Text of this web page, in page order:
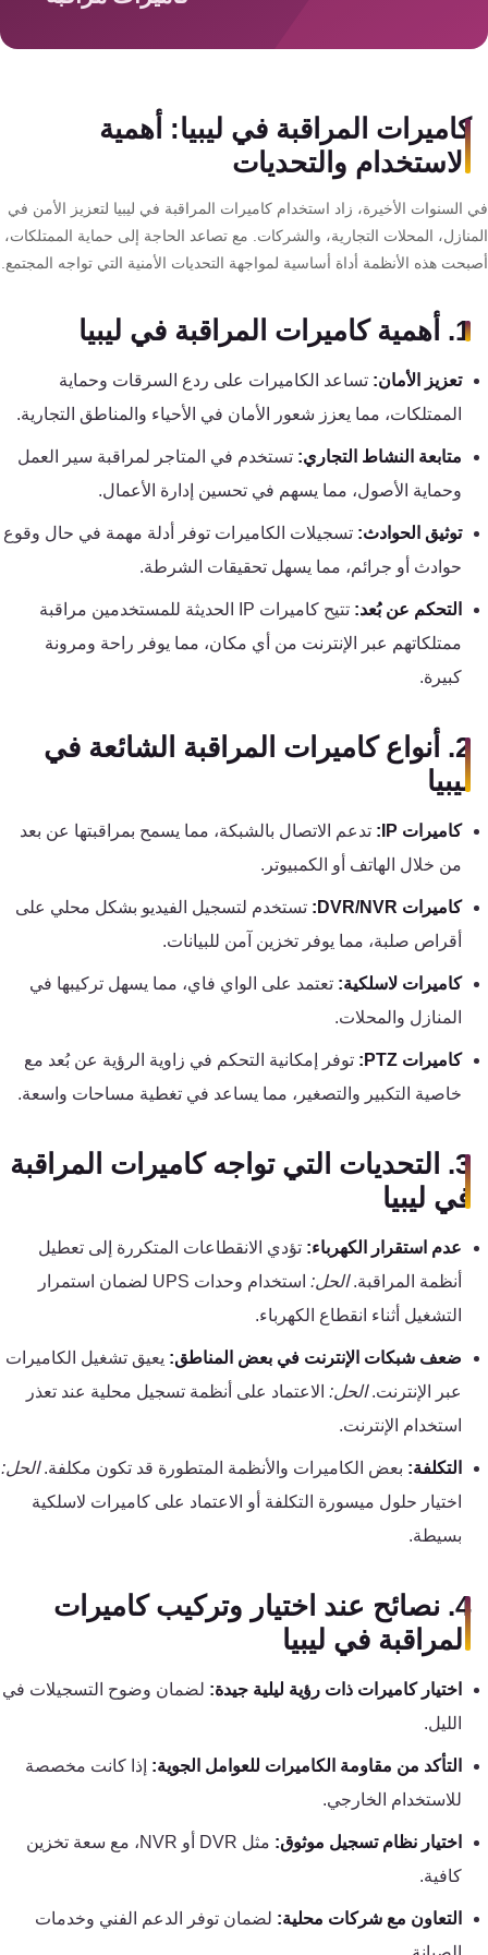
كاميرات المراقبة في ليبيا: أهمية
الاستخدام والتحديات
السنوات الأخيرة، زاد استخدام كاميرات المراقبة في ليبيا لتعزيز الأمن في
المحلات التجارية، والشركات. مع تصاعد الحاجة إلى حماية الممتلكات،
هذه الأنظمة أداة أساسية لمواجهة التحديات الأمنية التي تواجه المجتمع.
1. أهمية كاميرات المراقبة في ليبيا
تعزيز الأمان:تساعد الكاميرات على ردع السرقات وحماية
الممتلكات، مما يعزز شعور الأمان في الأحياء والمناطق التجارية.
متابعة النشاط التجاري:تستخدم في المتاجر لمراقبة سير العمل
وحماية الأصول، مما يسهم في تحسين إدارة الأعمال.
توثيق الحوادث:تسجيلات الكاميرات توفر أدلة مهمة في حال وقوع
حوادث أو جرائم، مما يسهل تحقيقات الشرطة.
التحكم عن بُعد:
تتيح كاميرات IP الحديثة للمستخدمين مراقبة
ممتلكاتهم عبر الإنترنت من أي مكان، مما يوفر راحة ومرونة
كبيرة.
2. أنواع كاميرات المراقبة الشائعة في
ليبيا
كاميرات IP:
تدعم الاتصال بالشبكة، مما يسمح بمراقبتها عن بعد
من خلال الهاتف أو الكمبيوتر.
كاميرات DVR/NVR:
تستخدم لتسجيل الفيديو بشكل محلي على
أقراص صلبة، مما يوفر تخزين آمن للبيانات.
كاميرات لاسلكية:تعتمد على الواي فاي، مما يسهل تركيبها في
المنازل والمحلات.
كاميرات PTZ:
توفر إمكانية التحكم في زاوية الرؤية عن بُعد مع
خاصية التكبير والتصغير، مما يساعد في تغطية مساحات واسعة.
3. التحديات التي تواجه كاميرات المراقبة
في ليبيا
عدم استقرار الكهرباء:تؤدي الانقطاعات المتكررة إلى تعطيل
أنظمة المراقبة.الحل:
استخدام وحدات UPS لضمان استمرار
التشغيل أثناء انقطاع الكهرباء.
ضعف شبكات الإنترنت في بعض المناطق:يعيق تشغيل الكاميرات
عبر الإنترنت.الحل: الاعتماد على أنظمة تسجيل محلية عند تعذر
استخدام الإنترنت.
التكلفة:بعض الكاميرات والأنظمة المتطورة قد تكون مكلفة.الحل:
اختيار حلول ميسورة التكلفة أو الاعتماد على كاميرات لاسلكية
بسيطة.
4. نصائح عند اختيار وتركيب كاميرات
المراقبة في ليبيا
اختيار كاميرات ذات رؤية ليلية جيدة:لضمان وضوح التسجيلات في
الليل.
التأكد من مقاومة الكاميرات للعوامل الجوية:إذا كانت مخصصة
للاستخدام الخارجي.
اختيار نظام تسجيل موثوق:
مثل DVR أو NVR، مع سعة تخزين
كافية.
التعاون مع شركات محلية:لضمان توفر الدعم الفني وخدمات
هوم
سيستم
أمنية
للشركات
جهاز
بصمة
الحضور
تقوية
شبكات
المحمول
انتركم
إنذار
السرقة
أنظمة
إنذار
الحريق
كنترول